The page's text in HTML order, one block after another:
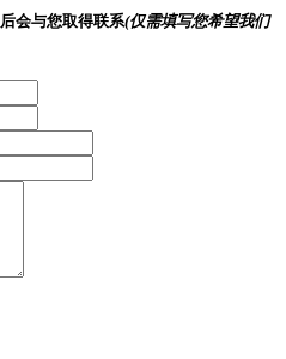
会与您取得联系(仅需填写您希望我们